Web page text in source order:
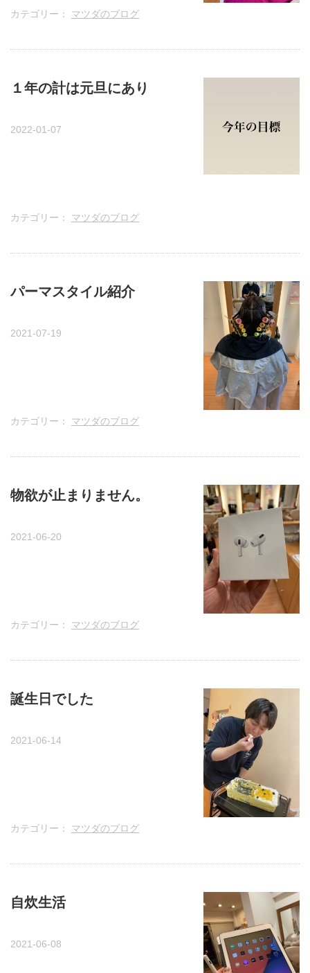
カテゴリー： マツダのブログ
１年の計は元旦にあり
2022-01-07
カテゴリー： マツダのブログ
パーマスタイル紹介
2021-07-19
カテゴリー： マツダのブログ
物欲が止まりません。
2021-06-20
カテゴリー： マツダのブログ
誕生日でした
2021-06-14
カテゴリー： マツダのブログ
自炊生活
2021-06-08